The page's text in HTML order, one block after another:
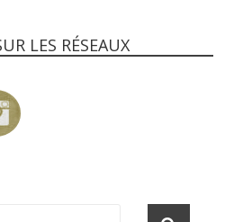
LES RÉSEAUX